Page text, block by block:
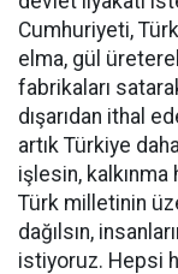
Cumhuriyeti,
elma, gül
fabrikaları
dışarıdan ithal
artık Türkiye
işlesin,
Türk milletinin
dağılsın,
istiyoruz. Hepsi